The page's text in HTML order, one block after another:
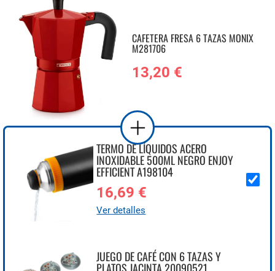
CAFETERA FRESA 6 TAZAS MONIX
M281706
13,20 €
TERMO DE LÍQUIDOS ACERO
INOXIDABLE 500ML NEGRO ENJOY
EFFICIENT A198104
16,69 €
Ver detalles
JUEGO DE CAFÉ CON 6 TAZAS Y